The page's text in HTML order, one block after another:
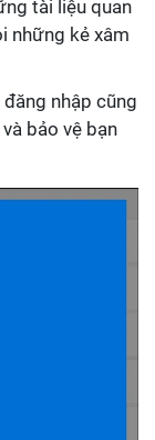
tài liệu quan
những kẻ xâm
nhập cũng
bảo vệ bạn